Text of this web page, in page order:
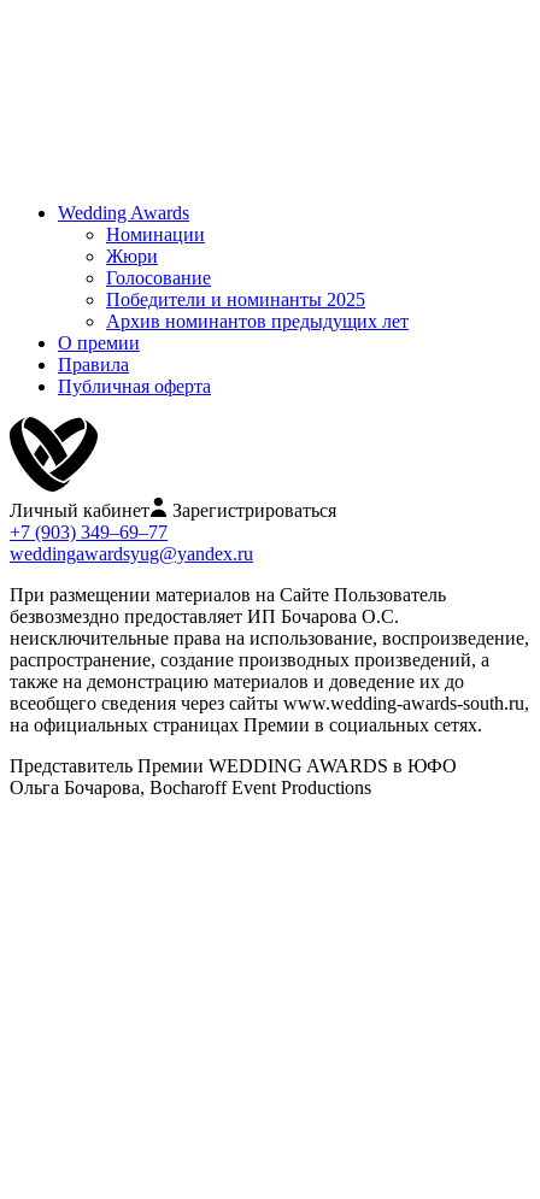
Wedding Awards
Номинации
Жюри
Голосование
Победители и номинанты 2025
Архив номинантов предыдущих лет
О премии
Правила
Публичная оферта
Личный кабинет
Зарегистрироваться
+7 (903) 349–69–77
weddingawardsyug@yandex.ru
При размещении материалов на Сайте Пользователь
безвозмездно предоставляет ИП Бочарова О.С.
неисключительные права на использование, воспроизведение,
распространение, создание производных произведений, а
также на демонстрацию материалов и доведение их до
всеобщего сведения через сайты www.wedding-awards-south.ru,
на официальных страницах Премии в социальных сетях.
Представитель Премии WEDDING AWARDS в ЮФО
Ольга Бочарова, Bocharoff Event Productions